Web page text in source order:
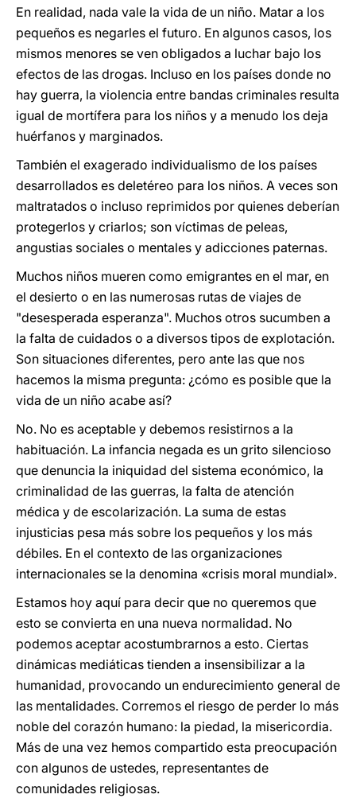
En realidad, nada vale la vida de un niño. Matar a los
pequeños es negarles el futuro. En algunos casos, los
mismos menores se ven obligados a luchar bajo los
efectos de las drogas. Incluso en los países donde no
hay guerra, la violencia entre bandas criminales resulta
igual de mortífera para los niños y a menudo los deja
huérfanos y marginados.
También el exagerado individualismo de los países
desarrollados es deletéreo para los niños. A veces son
maltratados o incluso reprimidos por quienes deberían
protegerlos y criarlos; son víctimas de peleas,
angustias sociales o mentales y adicciones paternas.
Muchos niños mueren como emigrantes en el mar, en
el desierto o en las numerosas rutas de viajes de
"desesperada esperanza". Muchos otros sucumben a
la falta de cuidados o a diversos tipos de explotación.
Son situaciones diferentes, pero ante las que nos
hacemos la misma pregunta: ¿cómo es posible que la
vida de un niño acabe así?
No. No es aceptable y debemos resistirnos a la
habituación. La infancia negada es un grito silencioso
que denuncia la iniquidad del sistema económico, la
criminalidad de las guerras, la falta de atención
médica y de escolarización. La suma de estas
injusticias pesa más sobre los pequeños y los más
débiles. En el contexto de las organizaciones
internacionales se la denomina «crisis moral mundial».
Estamos hoy aquí para decir que no queremos que
esto se convierta en una nueva normalidad. No
podemos aceptar acostumbrarnos a esto. Ciertas
dinámicas mediáticas tienden a insensibilizar a la
humanidad, provocando un endurecimiento general de
las mentalidades. Corremos el riesgo de perder lo más
noble del corazón humano: la piedad, la misericordia.
Más de una vez hemos compartido esta preocupación
con algunos de ustedes, representantes de
comunidades religiosas.